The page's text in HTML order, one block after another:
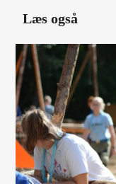
Læs også